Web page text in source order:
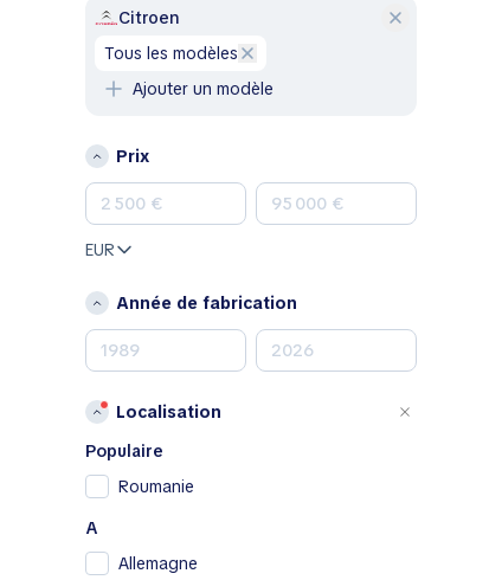
GMC
Honda
Jeep
Land Rover
Lexus
Mazda
Mercedes-Benz
Opel
Porsche
RAM
SsangYong
Citroen
tous les modèles
Ajouter un modèle
Prix
EUR
Année de fabrication
Localisation
Populaire
Roumanie
A
Allemagne